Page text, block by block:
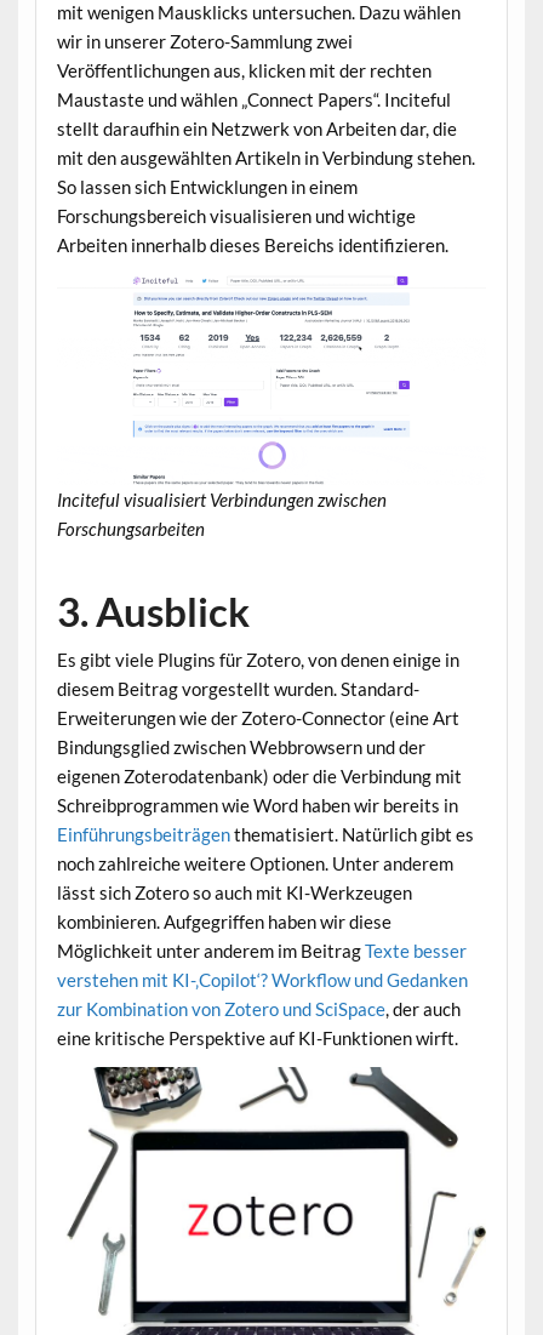
mit wenigen Mausklicks untersuchen. Dazu wählen
wir in unserer Zotero-Sammlung zwei
Veröffentlichungen aus, klicken mit der rechten
Maustaste und wählen „Connect Papers“. Inciteful
stellt daraufhin ein Netzwerk von Arbeiten dar, die
mit den ausgewählten Artikeln in Verbindung stehen.
So lassen sich Entwicklungen in einem
Forschungsbereich visualisieren und wichtige
Arbeiten innerhalb dieses Bereichs identifizieren.
Inciteful visualisiert Verbindungen zwischen
Forschungsarbeiten
3. Ausblick
Es gibt viele Plugins für Zotero, von denen einige in
diesem Beitrag vorgestellt wurden. Standard-
Erweiterungen wie der Zotero-Connector (eine Art
Bindungsglied zwischen Webbrowsern und der
eigenen Zoterodatenbank) oder die Verbindung mit
Schreibprogrammen wie Word haben wir bereits in
Einführungsbeiträgenthematisiert. Natürlich gibt es
noch zahlreiche weitere Optionen. Unter anderem
lässt sich Zotero so auch mit KI-Werkzeugen
kombinieren. Aufgegriffen haben wir diese
Möglichkeit unter anderem im BeitragTexte besser
verstehen mit KI-‚Copilot‘? Workflow und Gedanken
zur Kombination von Zotero und SciSpace, der auch
eine kritische Perspektive auf KI-Funktionen wirft.